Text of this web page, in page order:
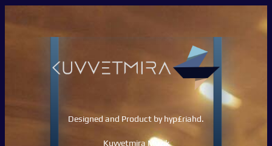
Designed and Product by hyp£riahd.
Kuvvetmira Müzik